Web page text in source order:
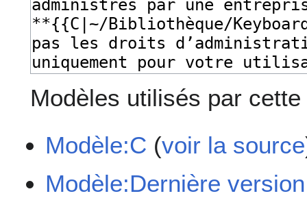
Modèles utilisés par
Modèle:C (voir la source
Modèle:Dernière version